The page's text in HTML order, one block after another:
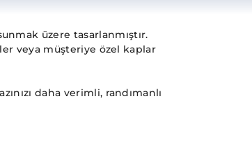
üzere tasarlanmıştır.
veya müşteriye özel kaplar
daha verimli, randımanlı